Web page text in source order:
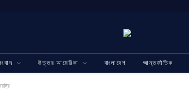
উত্তর আমেরিকা বাংলাদেশ আন্তর্জাতিক